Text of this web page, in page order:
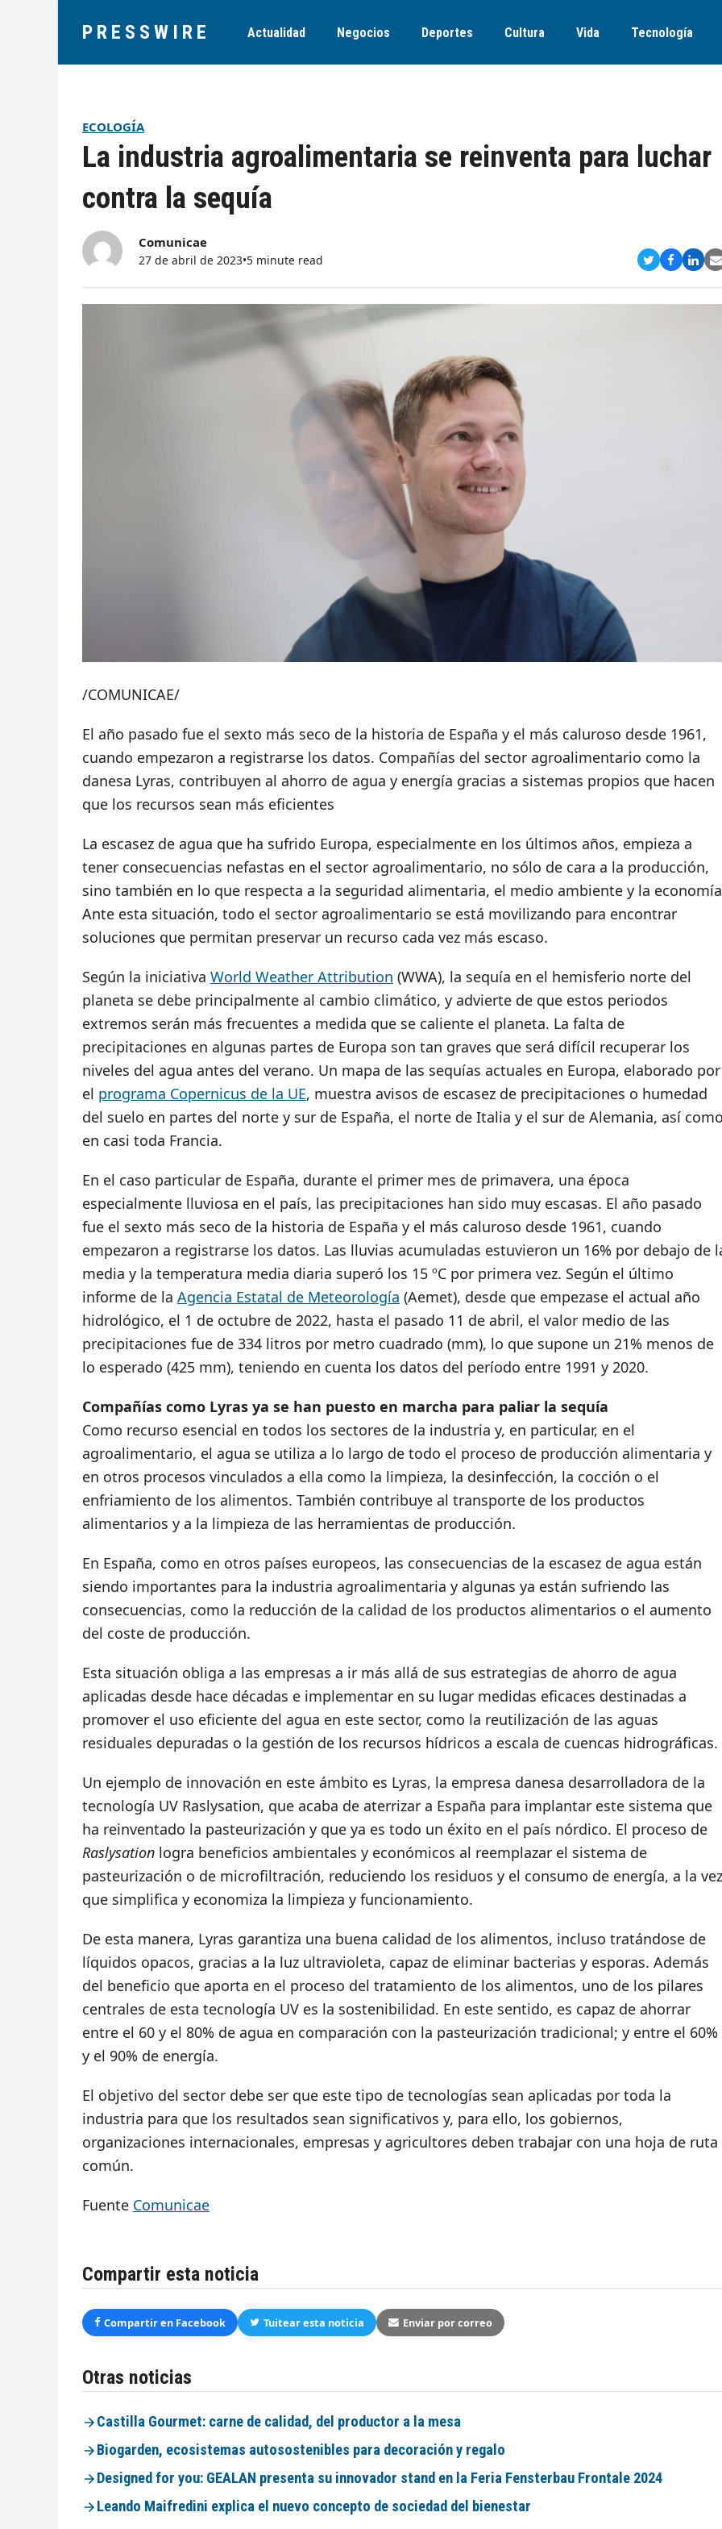
PRESSWIRE Actualidad Negocios Deportes Cultura Vida Tecnología
ECOLOGÍA
La industria agroalimentaria se reinventa para luchar
contra la sequía
Comunicae
27 de abril de 2023•5 minute read Compartir
Twitter
/COMUNICAE/
El año pasado fue el sexto más seco de la historia de España y el más caluroso desde 1961,
cuando empezaron a registrarse los datos. Compañías del sector agroalimentario como la
danesa Lyras, contribuyen al ahorro de agua y energía gracias a sistemas propios que hacen
que los recursos sean más eficientes
La escasez de agua que ha sufrido Europa, especialmente en los últimos años, empieza a
tener consecuencias nefastas en el sector agroalimentario, no sólo de cara a la producción,
sino también en lo que respecta a la seguridad alimentaria, el medio ambiente y la
Ante esta situación, todo el sector agroalimentario se está movilizando para encontrar
soluciones que permitan preservar un recurso cada vez más escaso.
Según la iniciativa World Weather Attribution (WWA), la sequía en el hemisferio norte del
planeta se debe principalmente al cambio climático, y advierte de que estos periodos
extremos serán más frecuentes a medida que se caliente el planeta. La falta de
precipitaciones en algunas partes de Europa son tan graves que será difícil recuperar los
niveles del agua antes del verano. Un mapa de las sequías actuales en Europa, elaborado por
el programa Copernicus de la UE, muestra avisos de escasez de precipitaciones o humedad
del suelo en partes del norte y sur de España, el norte de Italia y el sur de Alemania, así
en casi toda Francia.
En el caso particular de España, durante el primer mes de primavera, una época
especialmente lluviosa en el país, las precipitaciones han sido muy escasas. El año pasado
fue el sexto más seco de la historia de España y el más caluroso desde 1961, cuando
empezaron a registrarse los datos. Las lluvias acumuladas estuvieron un 16% por debajo de
media y la temperatura media diaria superó los 15 ºC por primera vez. Según el último
informe de la Agencia Estatal de Meteorología (Aemet), desde que empezase el actual año
hidrológico, el 1 de octubre de 2022, hasta el pasado 11 de abril, el valor medio de las
precipitaciones fue de 334 litros por metro cuadrado (mm), lo que supone un 21% menos de
lo esperado (425 mm), teniendo en cuenta los datos del período entre 1991 y 2020.
Compañías como Lyras ya se han puesto en marcha para paliar la sequía
Como recurso esencial en todos los sectores de la industria y, en particular, en el
agroalimentario, el agua se utiliza a lo largo de todo el proceso de producción alimentaria y
en otros procesos vinculados a ella como la limpieza, la desinfección, la cocción o el
enfriamiento de los alimentos. También contribuye al transporte de los productos
alimentarios y a la limpieza de las herramientas de producción.
En España, como en otros países europeos, las consecuencias de la escasez de agua están
siendo importantes para la industria agroalimentaria y algunas ya están sufriendo las
consecuencias, como la reducción de la calidad de los productos alimentarios o el aumento
del coste de producción.
Esta situación obliga a las empresas a ir más allá de sus estrategias de ahorro de agua
aplicadas desde hace décadas e implementar en su lugar medidas eficaces destinadas a
promover el uso eficiente del agua en este sector, como la reutilización de las aguas
residuales depuradas o la gestión de los recursos hídricos a escala de cuencas hidrográficas.
Un ejemplo de innovación en este ámbito es Lyras, la empresa danesa desarrolladora de la
tecnología UV Raslysation, que acaba de aterrizar a España para implantar este sistema que
ha reinventado la pasteurización y que ya es todo un éxito en el país nórdico. El proceso de
Raslysation logra beneficios ambientales y económicos al reemplazar el sistema de
pasteurización o de microfiltración, reduciendo los residuos y el consumo de energía, a la vez
que simplifica y economiza la limpieza y funcionamiento.
De esta manera, Lyras garantiza una buena calidad de los alimentos, incluso tratándose de
líquidos opacos, gracias a la luz ultravioleta, capaz de eliminar bacterias y esporas. Además
del beneficio que aporta en el proceso del tratamiento de los alimentos, uno de los pilares
centrales de esta tecnología UV es la sostenibilidad. En este sentido, es capaz de ahorrar
entre el 60 y el 80% de agua en comparación con la pasteurización tradicional; y entre el 60%
y el 90% de energía.
El objetivo del sector debe ser que este tipo de tecnologías sean aplicadas por toda la
industria para que los resultados sean significativos y, para ello, los gobiernos,
organizaciones internacionales, empresas y agricultores deben trabajar con una hoja de ruta
común.
Fuente Comunicae
Compartir esta noticia
Compartir en Facebook Tuitear esta noticia Enviar por correo
Otras noticias
Castilla Gourmet: carne de calidad, del productor a la mesa
Biogarden, ecosistemas autosostenibles para decoración y regalo
Designed for you: GEALAN presenta su innovador stand en la Feria Fensterbau Frontale 2024
Leando Maifredini explica el nuevo concepto de sociedad del bienestar